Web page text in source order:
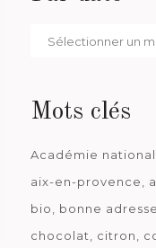
Par
Mots clés
Académie
aix-en-provence
bio
bonne adresse
chocolat
citron